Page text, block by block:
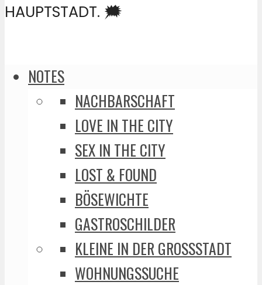
HAUPTSTADT. 🗯️
NOTES
NACHBARSCHAFT
LOVE IN THE CITY
SEX IN THE CITY
LOST & FOUND
BÖSEWICHTE
GASTROSCHILDER
KLEINE IN DER GROSSSTADT
WOHNUNGSSUCHE